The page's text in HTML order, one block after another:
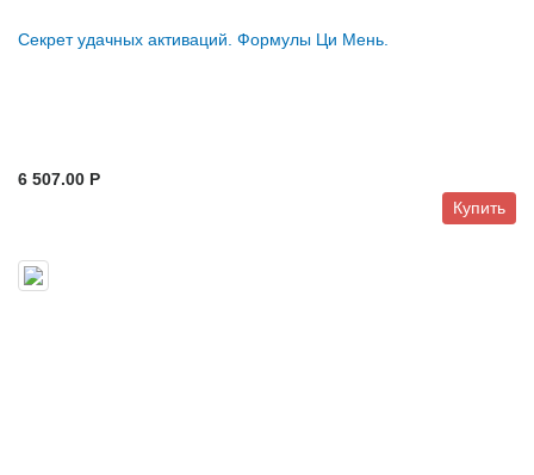
Секрет удачных активаций. Формулы Ци Мень.
6 507.00 P
Купить